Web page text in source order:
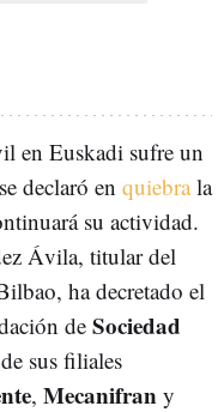
en Euskadi sufre un
se declaró en quiebrala
su actividad.
Ávila, titular del
ha decretado el
de Sociedad
sus filiales
, Mecanifran y